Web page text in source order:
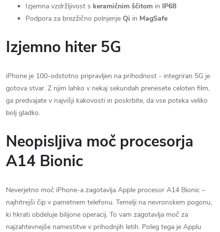
Izjemna vzdržljivost s keramičnim ščitom in IP68
Podpora za brezžično polnjenje Qi in MagSafe
Izjemno hiter 5G
iPhone je 100-odstotno pripravljen na prihodnost - integriran 5G je
gotova stvar. Z njim lahko v nekaj sekundah prenesete celoten film,
ga predvajate v najvišji kakovosti in poskrbite, da vse poteka veliko
bolj gladko.
Neopisljiva moč procesorja
A14 Bionic
Neverjetno moč iPhone-a zagotavlja Apple procesor A14 Bionic –
najhitrejši čip v pametnem telefonu. Temelji na nevronskem pogonu,
ki hkrati obdeluje bilijone operacij. To vam zagotavlja moč za
najzahtevnejše namestitve v prihodnjih letih. Poleg tega je Applu